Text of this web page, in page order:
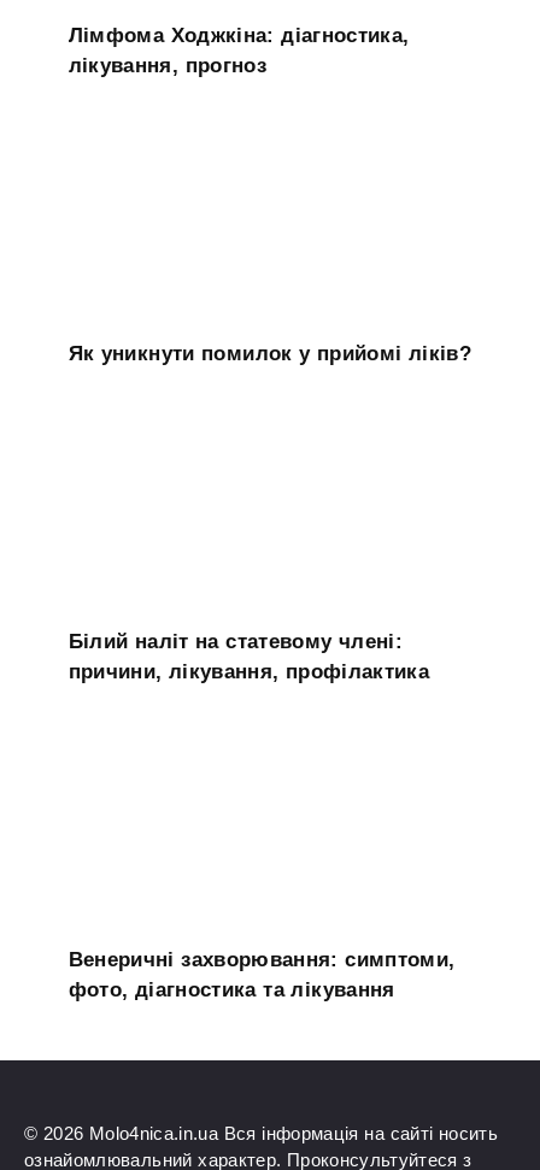
Лімфома Ходжкіна: діагностика,
лікування, прогноз
Як уникнути помилок у прийомі ліків?
Білий наліт на статевому члені:
причини, лікування, профілактика
Венеричні захворювання: симптоми,
фото, діагностика та лікування
© 2026 Molo4nica.in.ua Вся інформація на сайті носить
ознайомлювальний характер. Проконсультуйтеся з